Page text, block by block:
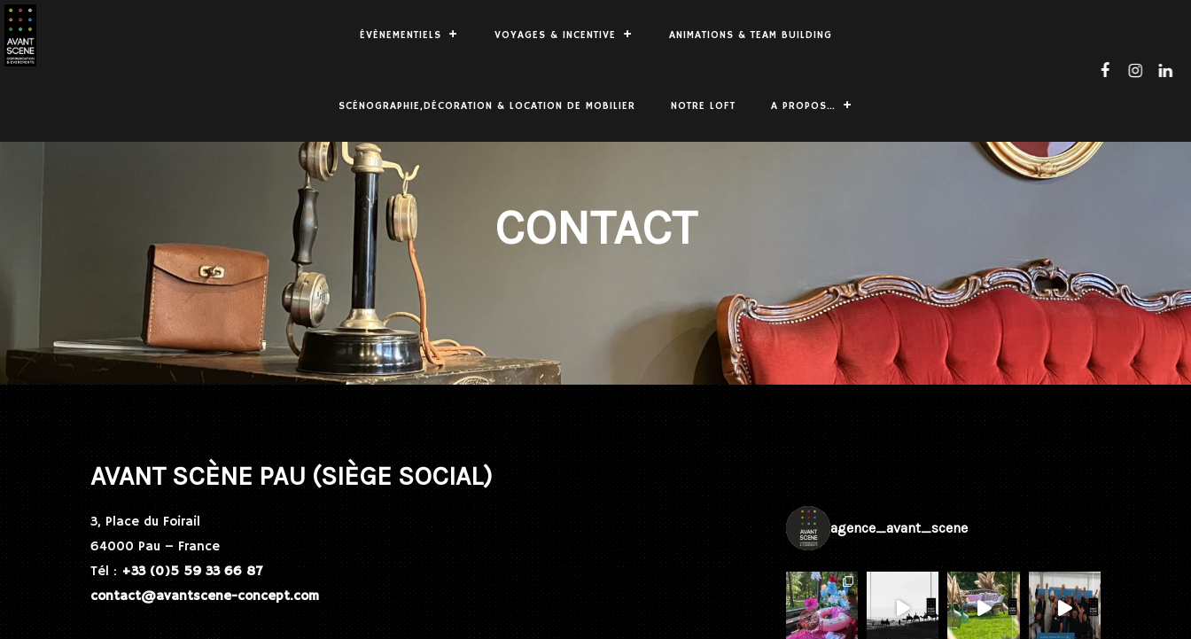
ÉVÈNEMENTIELS VOYAGES & INCENTIVE ANIMATIONS & TEAM BUILDING
SCÉNOGRAPHIE,DÉCORATION & LOCATION DE MOBILIER NOTRE LOFT A PROPOS…
CONTACT
AVANT SCÈNE PAU (SIÈGE SOCIAL)
3, Place du Foirail
64000 Pau – France
Tél : +33 (0)5 59 33 66 87
contact@avantscene-concept.com
agence_avant_scene